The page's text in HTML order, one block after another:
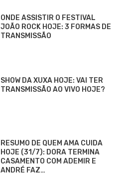
ONDE ASSISTIR O FESTIVAL
JOÃO ROCK HOJE: 3 FORMAS DE
TRANSMISSÃO
SHOW DA XUXA HOJE: VAI TER
TRANSMISSÃO AO VIVO HOJE?
RESUMO DE QUEM AMA CUIDA
HOJE (31/7): DORA TERMINA
CASAMENTO COM ADEMIR E
ANDRÉ FAZ…